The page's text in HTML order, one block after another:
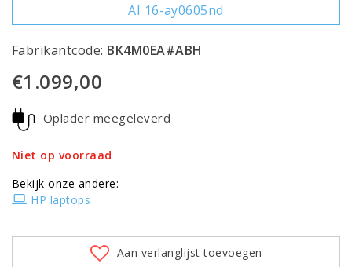
AI 16-ay0605nd
Fabrikantcode: BK4M0EA#ABH
€1.099,00
Oplader meegeleverd
Niet op voorraad
Bekijk onze andere:
HP laptops
Aan verlanglijst toevoegen